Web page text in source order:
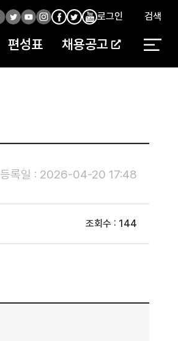
편성표 채용공고
트
터
유
브
인
타
페 인
타
유
브
로그인 검색
등록일 : 2026-04-20 17:48
조회수 : 144